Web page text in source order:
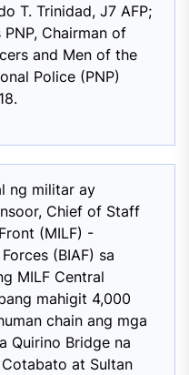
T. Trinidad, J7 AFP;
Chairman of
and Men of the
Police (PNP)
ng militar ay
Chief of Staff
(MILF) -
(BIAF) sa
MILF Central
mahigit 4,000
chain ang mga
Quirino Bridge na
at Sultan